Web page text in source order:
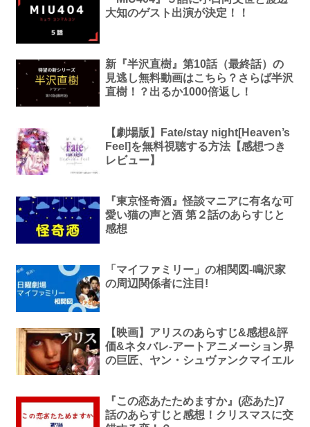
大知のゲスト出演が決定！！
新『半沢直樹』第10話（最終話）の
見逃し無料動画はこちら？さらば半沢
直樹！？出るか1000倍返し！
【劇場版】Fate/stay night[Heaven’s
Feel]を無料視聴する方法【感想つき
レビュー】
『東京怪奇酒』怪談マニアに有名な可
愛い猫の声と酒 第２話のあらすじと
感想
「マイファミリー」の相関図-鳴沢家
の周辺関係者に注目!
【映画】アリスのあらすじ&感想&評
価&ネタバレ-アートアニメーション界
の巨匠、ヤン・シュヴァンクマイエル
『この恋あたためますか』(恋あた)7
話のあらすじと感想！クリスマスに交